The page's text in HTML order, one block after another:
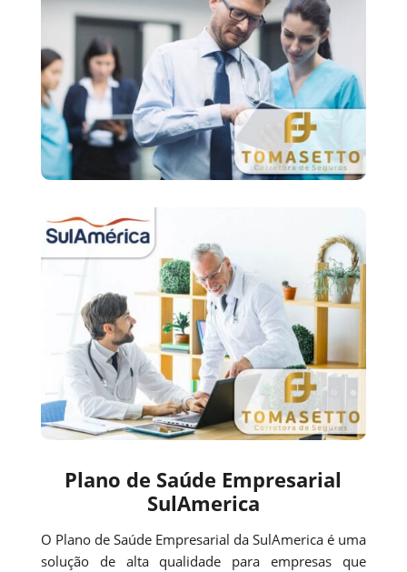
Plano de Saúde Empresarial
SulAmerica
O Plano de Saúde Empresarial da SulAmerica é uma
solução de alta qualidade para empresas que